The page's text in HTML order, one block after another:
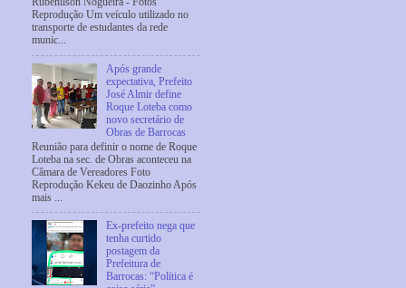
Rubenilson Nogueira - Fotos
Reprodução Um veículo utilizado no
transporte de estudantes da rede
munic...
Após grande
expectativa, Prefeito
José Almir define
Roque Loteba como
novo secretário de
Obras de Barrocas
Reunião para definir o nome de Roque
Loteba na sec. de Obras aconteceu na
Câmara de Vereadores Foto
Reprodução Kekeu de Daozinho Após
mais ...
Ex-prefeito nega que
tenha curtido
postagem da
Prefeitura de
Barrocas: “Política é